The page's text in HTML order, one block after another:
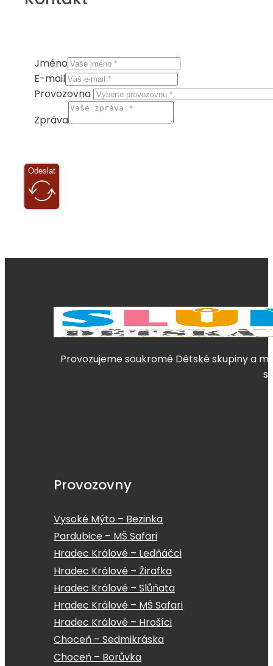
Jméno
E-mail
Provozovna
Zpráva
Odeslat
Provozujeme soukromé Dětské skupiny a
Provozovny
Vysoké Mýto – Bezinka
Pardubice – MŠ Safari
Hradec Králové – Ledňáčci
Hradec Králové – Žirafka
Hradec Králové – Slůňata
Hradec Králové – MŠ Safari
Hradec Králové – Hrošíci
Choceň – Sedmikráska
Choceň – Borůvka